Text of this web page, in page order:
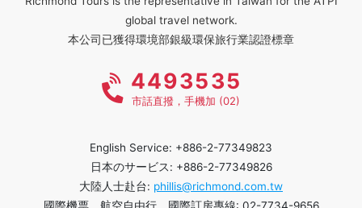
global travel network.
本公司已獲得環境部銀級環保旅行業認證標章
4493535
市話直撥，手機加 (02)
English Service: +886-2-77349823
日本のサービス: +886-2-77349826
大陸人士赴台: phillis@richmond.com.tw